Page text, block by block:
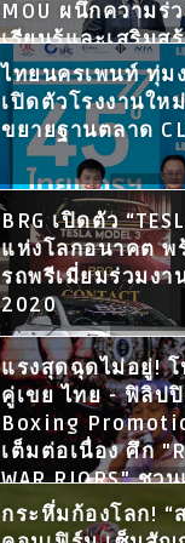
MOU ผนึกความร่
เรียนรู้และเสริมส
ให้นักศึกษา พร้อม
การทำงานในอนา
ไทยนครเพนท์ ทุ่ม
เปิดตัวโรงงานให
ขยายฐานตลาด
BRG เปิดตัว
แห่งโลกอนาคต พ
รถพรีเมี่ยมร่วมงา
2020
แรงสุดฉุดไม่อยู่! โ
คู่เขย ไทย - ฟิลิป
Boxing
เต็มต่อเนื่อง ศึก
WAR RIORS" ชว
กับ 15 คู่ขุนพลนัก
กระหึ่มก้องโลก! “